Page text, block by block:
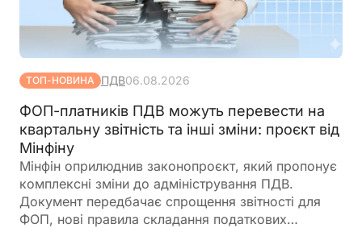
ТОП-НОВИНА ПДВ06.08.2026
ФОП-платників ПДВ можуть перевести на
квартальну звітність та інші зміни: проєкт від
Мінфіну
Мінфін оприлюднив законопроєкт, який пропонує
комплексні зміни до адміністрування ПДВ.
Документ передбачає спрощення звітності для
ФОП, нові правила складання податкових